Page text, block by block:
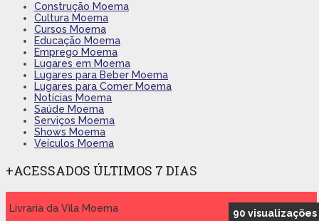
Construção Moema
Cultura Moema
Cursos Moema
Educação Moema
Emprego Moema
Lugares em Moema
Lugares para Beber Moema
Lugares para Comer Moema
Notícias Moema
Saúde Moema
Serviços Moema
Shows Moema
Veículos Moema
+ACESSADOS ÚLTIMOS 7 DIAS
90 visualizações
Livraria da Vila Moema